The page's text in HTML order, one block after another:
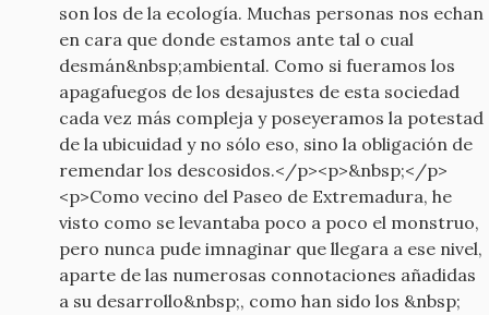
son los de la ecología. Muchas personas nos echan
en cara que donde estamos ante tal o cual
desmán&nbsp;ambiental. Como si fueramos los
apagafuegos de los desajustes de esta sociedad
cada vez más compleja y poseyeramos la potestad
de la ubicuidad y no sólo eso, sino la obligación de
remendar los descosidos.</p><p>&nbsp;</p>
<p>Como vecino del Paseo de Extremadura, he
visto como se levantaba poco a poco el monstruo,
pero nunca pude imnaginar que llegara a ese nivel,
aparte de las numerosas connotaciones añadidas
a su desarrollo&nbsp;, como han sido los &nbsp;